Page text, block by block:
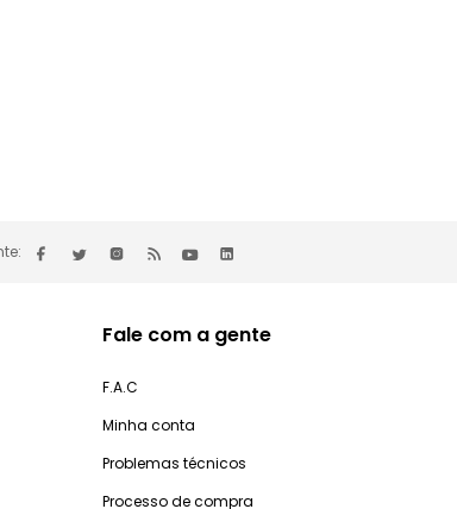
Fale com a gente
F.A.C
Minha conta
Problemas técnicos
Processo de compra